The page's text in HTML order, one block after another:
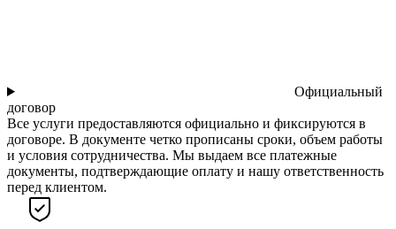
Официальный
договор
Все услуги предоставляются официально и фиксируются в
договоре. В документе четко прописаны сроки, объем работы
и условия сотрудничества. Мы выдаем все платежные
документы, подтверждающие оплату и нашу ответственность
перед клиентом.